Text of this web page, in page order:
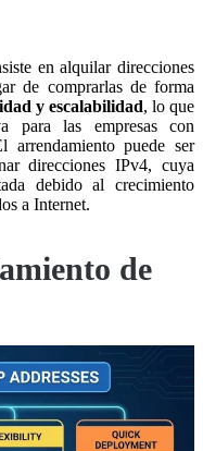
en alquilar direcciones
de comprarlas de forma
y escalabilidad, lo que
para las empresas con
arrendamiento puede ser
direcciones IPv4, cuya
debido al crecimiento
a Internet.
de